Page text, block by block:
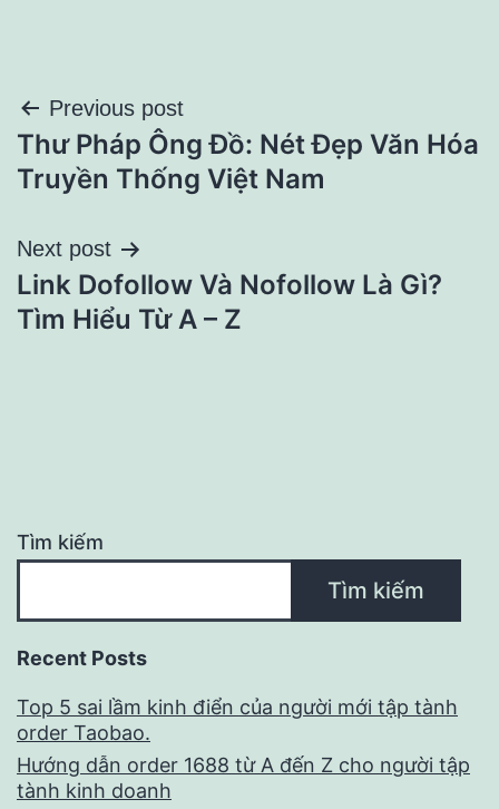
Điều
hướng
viết
Previous post
Thư Pháp Ông Đồ: Nét Đẹp Văn Hóa
Truyền Thống Việt Nam
Next post
Link Dofollow Và Nofollow Là Gì?
Tìm Hiểu Từ A – Z
Tìm kiếm
Tìm kiếm
Recent Posts
Top 5 sai lầm kinh điển của người mới tập tành
order Taobao.
Hướng dẫn order 1688 từ A đến Z cho người tập
tành kinh doanh